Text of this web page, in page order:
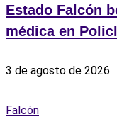
Estado Falcón
médica en
3 de agosto de 2026
Falcón